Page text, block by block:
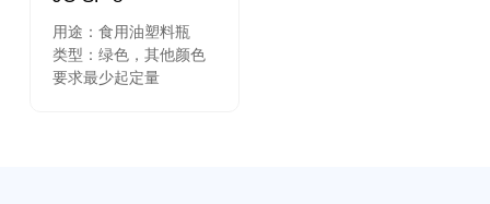
用途：食用油塑料瓶
类型：绿色，其他颜色
要求最少起定量